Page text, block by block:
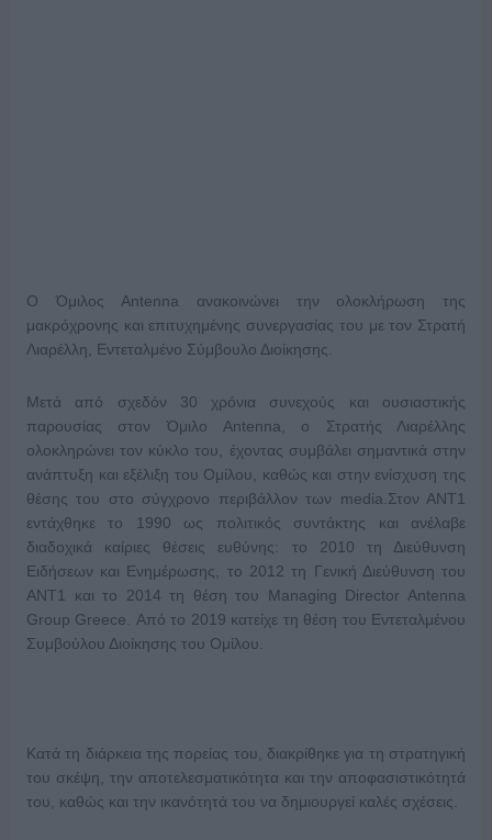
Ο Όμιλος Antenna ανακοινώνει την ολοκλήρωση της
μακρόχρονης και επιτυχημένης συνεργασίας του με τον Στρατή
Λιαρέλλη, Εντεταλμένο Σύμβουλο Διοίκησης.
Μετά από σχεδόν 30 χρόνια συνεχούς και ουσιαστικής
παρουσίας στον Όμιλο Antenna, ο Στρατής Λιαρέλλης
ολοκληρώνει τον κύκλο του, έχοντας συμβάλει σημαντικά στην
ανάπτυξη και εξέλιξη του Ομίλου, καθώς και στην ενίσχυση της
θέσης του στο σύγχρονο περιβάλλον των media.Στον ΑΝΤ1
εντάχθηκε το 1990 ως πολιτικός συντάκτης και ανέλαβε
διαδοχικά καίριες θέσεις ευθύνης: το 2010 τη Διεύθυνση
Ειδήσεων και Ενημέρωσης, το 2012 τη Γενική Διεύθυνση του
ΑΝΤ1 και το 2014 τη θέση του Managing Director Antenna
Group Greece. Από το 2019 κατείχε τη θέση του Εντεταλμένου
Συμβούλου Διοίκησης του Ομίλου.
Κατά τη διάρκεια της πορείας του, διακρίθηκε για τη στρατηγική
του σκέψη, την αποτελεσματικότητα και την αποφασιστικότητά
του, καθώς και την ικανότητά του να δημιουργεί καλές σχέσεις.